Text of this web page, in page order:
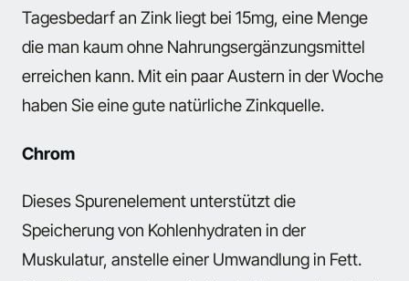
Tagesbedarf an Zink liegt bei 15mg, eine Menge
die man kaum ohne Nahrungsergänzungsmittel
erreichen kann. Mit ein paar Austern in der Woche
haben Sie eine gute natürliche Zinkquelle.
Chrom
Dieses Spurenelement unterstützt die
Speicherung von Kohlenhydraten in der
Muskulatur, anstelle einer Umwandlung in Fett.